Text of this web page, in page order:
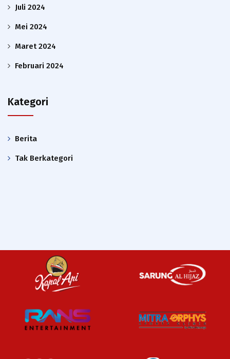
Juli 2024
Mei 2024
Maret 2024
Februari 2024
Kategori
Berita
Tak Berkategori